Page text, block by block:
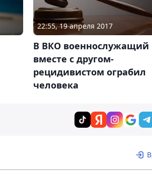
22:55, 19 апреля 2017
В ВКО военнослужащий
вместе с другом-
рецидивистом ограбил
человека